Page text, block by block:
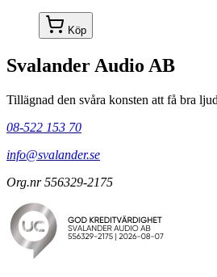
Köp
Svalander Audio AB
Tillägnad den svåra konsten att få bra
08-522 153 70
info@svalander.se
Org.nr 556329-2175